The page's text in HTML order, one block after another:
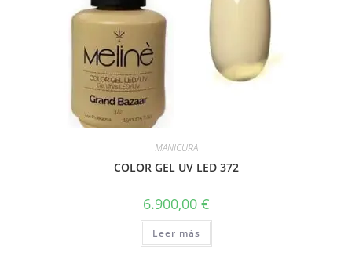
MANICURA
COLOR GEL UV LED 372
6.900,00 €
Leer más